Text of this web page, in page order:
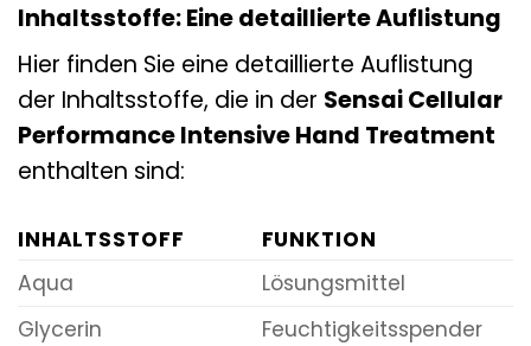
Inhaltsstoffe: Eine detaillierte Auflistung
Hier finden Sie eine detaillierte Auflistung
der Inhaltsstoffe, die in der Sensai Cellular
Performance Intensive Hand Treatment
enthalten sind:
INHALTSSTOFF
FUNKTION
Aqua
Lösungsmittel
Glycerin
Feuchtigkeitsspender